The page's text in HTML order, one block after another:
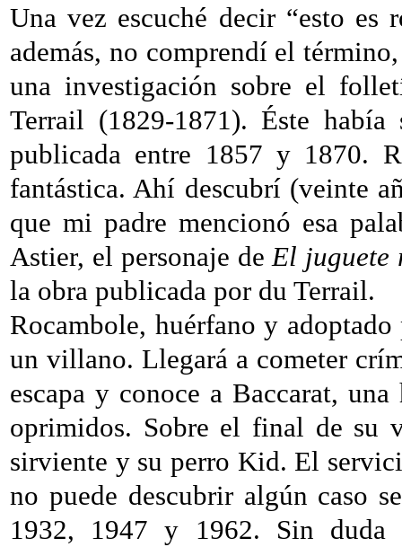
Una vez escuché decir “esto es
además, no comprendí el
una investigación sobre el
Terrail (1829-1871). Éste
publicada entre 1857 y 1870.
fantástica. Ahí descubrí (veinte
que mi padre mencionó esa
Astier, el personaje deEl juguete
la obra publicada por du Terrail.
Rocambole, huérfano y
un villano. Llegará a cometer
escapa y conoce a Baccarat,
oprimidos. Sobre el final de
sirviente y su perro Kid. El
no puede descubrir algún caso
1932, 1947 y 1962. Sin duda